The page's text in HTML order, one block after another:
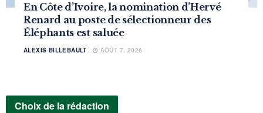
En Côte d’Ivoire, la nomination d’Hervé
Renard au poste de sélectionneur des
Éléphants est saluée
ALEXIS BILLEBAULT AOÛT 7, 2026
Choix de la rédaction